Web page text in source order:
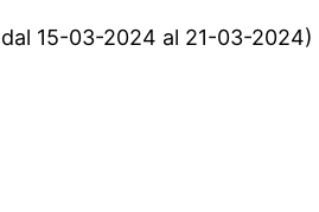
15-03-2024 al 21-03-2024)